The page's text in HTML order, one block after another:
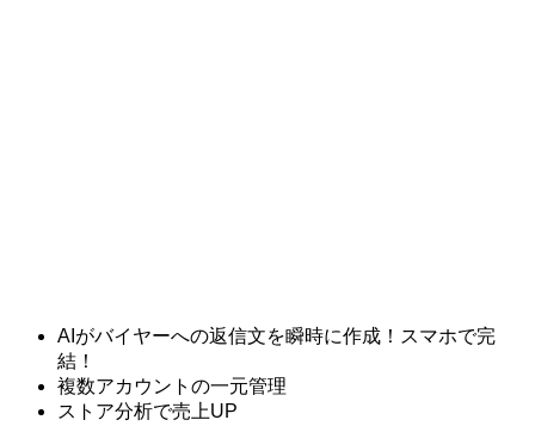
AIがバイヤーへの返信文を瞬時に作成！スマホで完
結！
複数アカウントの一元管理
ストア分析で売上UP